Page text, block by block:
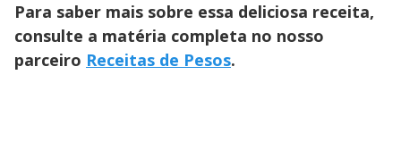
Para saber mais sobre essa deliciosa receita,
consulte a matéria completa no nosso
parceiro Receitas de Pesos.